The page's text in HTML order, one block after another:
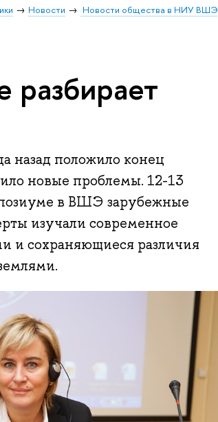
Новости Новости общества в НИУ ВШЭ
разбирает
назад положило конец
новые проблемы. 12-13
в ВШЭ зарубежные
изучали современное
и сохраняющиеся различия